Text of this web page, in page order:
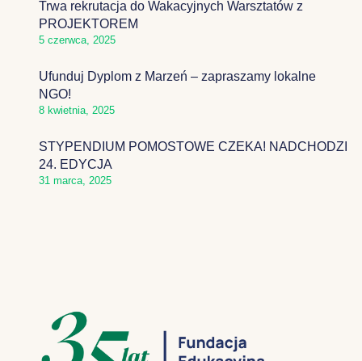
Trwa rekrutacja do Wakacyjnych Warsztatów z
PROJEKTOREM
5 czerwca, 2025
Ufunduj Dyplom z Marzeń – zapraszamy lokalne
NGO!
8 kwietnia, 2025
STYPENDIUM POMOSTOWE CZEKA! NADCHODZI
24. EDYCJA
31 marca, 2025